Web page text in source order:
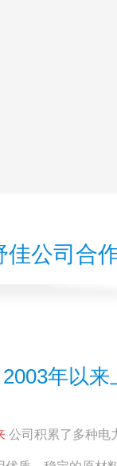
佳公司合
2003年以
公司积累了多种电